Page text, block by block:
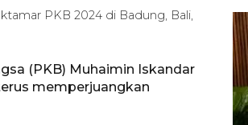
PKB 2024 di Badung, Bali,
(PKB) Muhaimin Iskandar
memperjuangkan